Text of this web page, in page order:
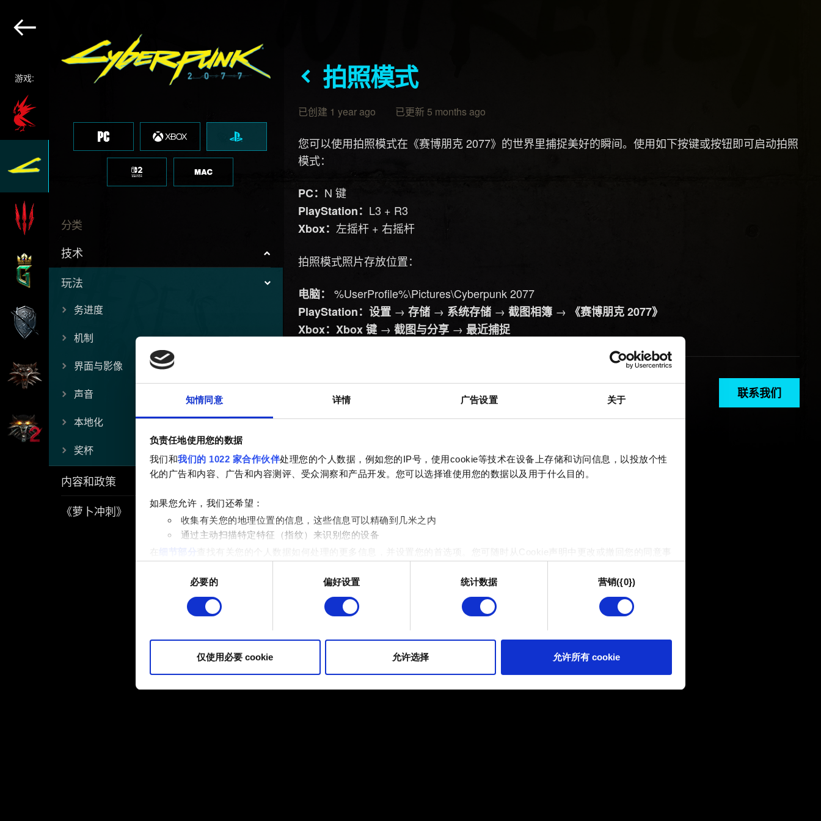
知情同意 详情 广告设置 关于
负责任地使用您的数据
我们和我们的 1022 家合作伙伴处理您的个人数据，例如您的IP号，使用cookie等技术在设备上存储和访问信息，以投放个性
化的广告和内容、广告和内容测评、受众洞察和产品开发。您可以选择谁使用您的数据以及用于什么目的。
如果您允许，我们还希望：
收集有关您的地理位置的信息，这些信息可以精确到几米之内
通过主动扫描特定特征（指纹）来识别您的设备
在
细节部分
查找有关您的个人数据如何处理的更多信息，并设置您的首选项。您可随时从Cookie声明中更改或撤回您的同意事
部分需要使用 Cookies 的是为了让网站功能可用，而另一部分是非强制性的，可以为我们提供技术和内容相关的反馈，以便
网站将更好地服务于您。例如帮助我们在社交媒体上发现您，提供一些您可能会感兴趣的东西，我们偶尔也可能与我们的合作
您可以在下面的"设置"菜单中找到有关我们使用 Cookie 的所有详细信息，并调整您对 Cookie 的偏好。一旦您了解了其中的
必要的 偏好设置 统计数据 营销({0})
仅使用必要 cookie 允许选择 允许所有 cookie
游戏:
分类
技术
玩法
务进度
机制
界面与影像
声音
本地化
奖杯
内容和政策
《萝卜冲刺》
拍照模式
已创建 1 year ago 已更新 5 months ago
您可以使用拍照模式在《赛博朋克 2077》的世界里捕捉美好的瞬间。使用如下按键或按钮即可启动拍照
模式：
PC： N 键
PlayStation： L3 + R3
Xbox：左摇杆 + 右摇杆
拍照模式照片存放位置：
电脑：
%UserProfile%\Pictures\Cyberpunk 2077
PlayStation：设置 →存储 → 系统存储 →截图相簿 → 《赛博朋克 2077》
Xbox：Xbox 键→截图与分享 →最近捕捉
需要帮助？ 联系我们